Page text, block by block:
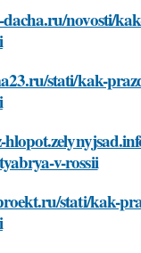
novosti/
stati/kak-
v-rossii
stati/kak-